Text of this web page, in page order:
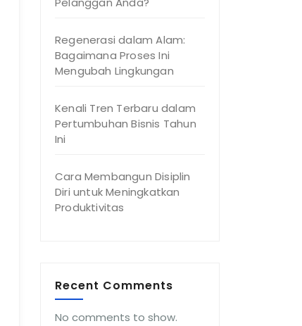
Regenerasi dalam Alam:
Bagaimana Proses Ini
Mengubah Lingkungan
Kenali Tren Terbaru dalam
Pertumbuhan Bisnis Tahun
Ini
Cara Membangun Disiplin
Diri untuk Meningkatkan
Produktivitas
Recent Comments
No comments to show.